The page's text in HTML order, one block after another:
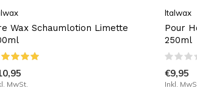
Wax Schaumlotion Limette
MwSt.
Italwax
Pour
250ml
€9,95
Inkl.